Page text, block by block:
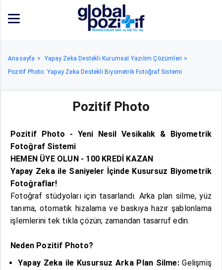
Anasayfa
Yapay Zeka Destekli Kurumsal Yazılım Çözümleri
Pozitif Photo: Yapay Zeka Destekli Biyometrik Fotoğraf Sistemi
Pozitif Photo
Pozitif Photo - Yeni Nesil Vesikalık & Biyometrik
Fotoğraf Sistemi
HEMEN ÜYE OLUN - 100 KREDİ KAZAN
Yapay Zeka ile Saniyeler İçinde Kusursuz Biyometrik
Fotoğraflar!
Fotoğraf stüdyoları için tasarlandı. Arka plan silme, yüz
tanıma, otomatik hizalama ve baskıya hazır şablonlama
işlemlerini tek tıkla çözün; zamandan tasarruf edin.
Neden Pozitif Photo?
Yapay Zeka ile Kusursuz Arka Plan Silme:Gelişmiş